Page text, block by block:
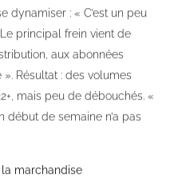
dynamiser : « C’est un peu
principal frein vient de
aux abonnées
Résultat : des volumes
mais peu de débouchés. «
de semaine n’a pas
marchandise